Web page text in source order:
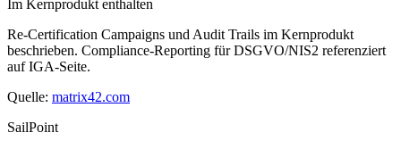
Im Kernprodukt enthalten
Re-Certification Campaigns und Audit Trails im Kernprodukt
beschrieben. Compliance-Reporting für DSGVO/NIS2 referenziert
auf IGA-Seite.
Quelle: matrix42.com
SailPoint